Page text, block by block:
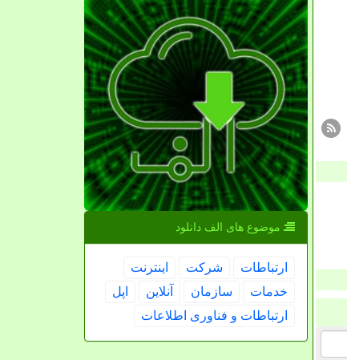
موضوع های الف دانلود
ارتباطات شركت
اینترنت
خدمات
سازمان آنلاین
اپل
ارتباطات و فناوری اطلاعات